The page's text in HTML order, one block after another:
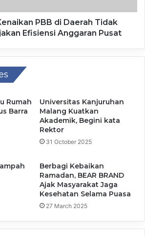
PBB di Daerah Tidak
Efisiensi Anggaran Pusat
Rumah
Barra
Universitas Kanjuruhan
Malang Kuatkan
Akademik, Begini kata
Rektor
31 October 2025
Berbagi Kebaikan
Ramadan, BEAR BRAND
Ajak Masyarakat Jaga
Kesehatan Selama Puasa
27 March 2025